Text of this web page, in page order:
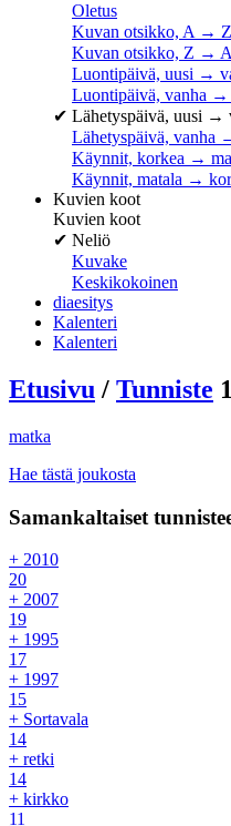
Oletus
Kuvan otsikko, A → Z
Kuvan otsikko, Z → A
Luontipäivä, uusi →
Luontipäivä, vanha →
✔ Lähetyspäivä, uusi →
Lähetyspäivä, vanha
Käynnit, korkea →
Käynnit, matala →
Kuvien koot
Kuvien koot
✔ Neliö
Kuvake
Keskikokoinen
diaesitys
Kalenteri
Kalenteri
Etusivu / Tunniste
matka
Hae tästä joukosta
Samankaltaiset
+ 2010
20
+ 2007
19
+ 1995
17
+ 1997
15
+ Sortavala
14
+ retki
14
+ kirkko
11